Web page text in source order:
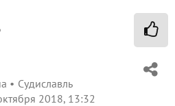
Судиславль
2018, 13:32